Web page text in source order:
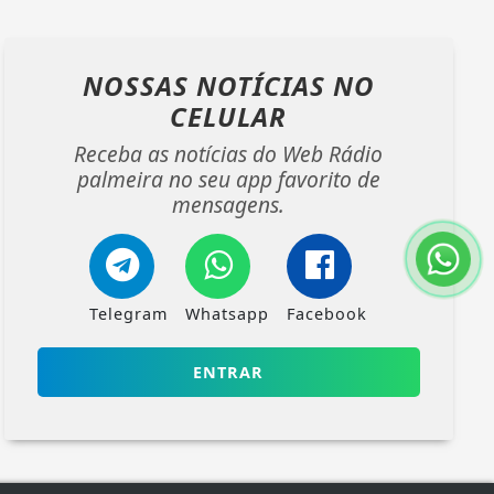
NOSSAS NOTÍCIAS NO
CELULAR
Receba as notícias do Web Rádio
palmeira no seu app favorito de
mensagens.
Telegram Whatsapp Facebook
ENTRAR